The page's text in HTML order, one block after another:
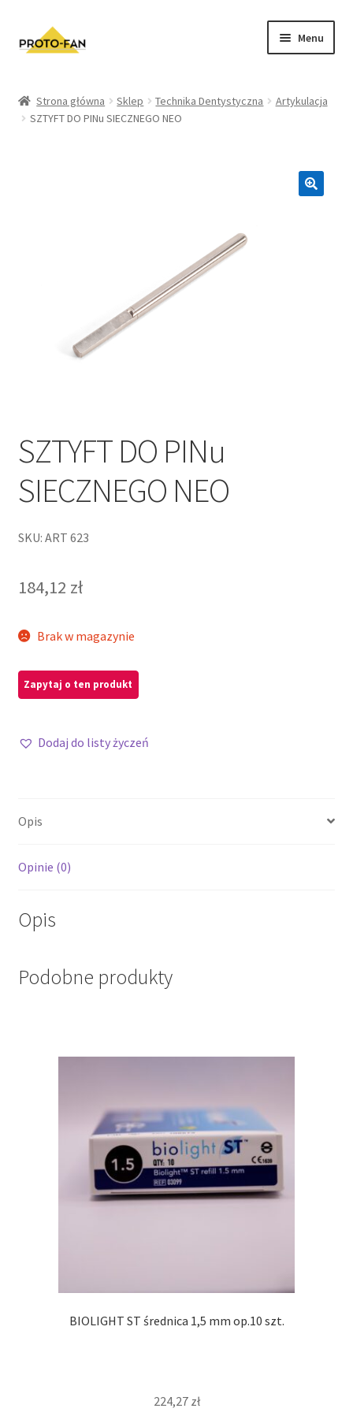
Menu
Kursy Stomatologiczne
Polityka prywatności
Strona główna Sklep Technika Dentystyczna
Artykulacja
SZTYFT DO PINu SIECZNEGO NEO
SZTYFT DO PINu
SIECZNEGO NEO
SKU: ART 623
184,12 zł
Brak w magazynie
Dodaj do listy życzeń
Opis
Opinie (0)
Opis
Podobne produkty
BIOLIGHT ST średnica 1,5 mm op.10 szt.
224,27 zł